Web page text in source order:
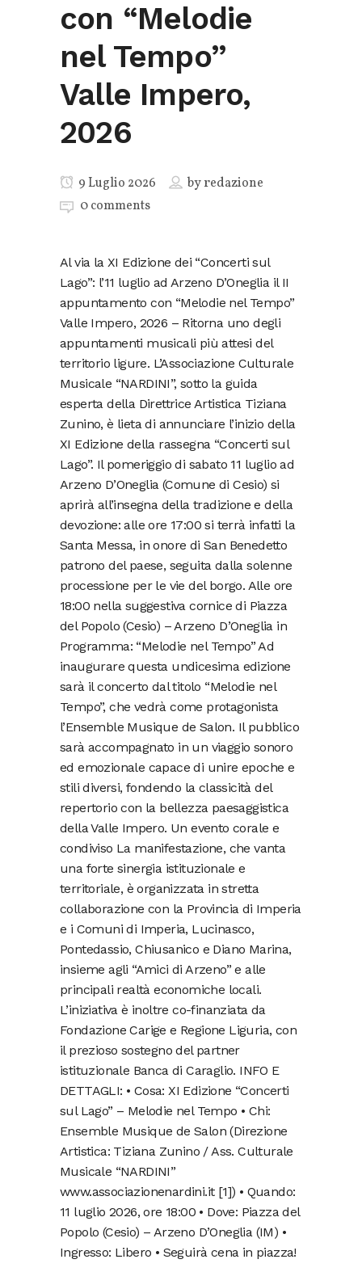
con “Melodie
nel Tempo” ​
Valle Impero,
2026
9 Luglio 2026 byredazione
0 comments
Al via la XI Edizione dei “Concerti sul
Lago”: l’11 luglio ad Arzeno D’Oneglia il II
appuntamento con “Melodie nel Tempo” ​
Valle Impero, 2026 – Ritorna uno degli
appuntamenti musicali più attesi del
territorio ligure. L’Associazione Culturale
Musicale “NARDINI”, sotto la guida
esperta della Direttrice Artistica Tiziana
Zunino, è lieta di annunciare l’inizio della
XI Edizione della rassegna “Concerti sul
Lago”. Il pomeriggio di sabato 11 luglio ad
Arzeno D’Oneglia (Comune di Cesio) si
aprirà all’insegna della tradizione e della
devozione: alle ore 17:00 si terrà infatti la
Santa Messa, in onore di San Benedetto
patrono del paese, seguita dalla solenne
processione per le vie del borgo. ​Alle ore
18:00 nella suggestiva cornice di Piazza
del Popolo (Cesio) – Arzeno D’Oneglia in
Programma: “Melodie nel Tempo” ​Ad
inaugurare questa undicesima edizione
sarà il concerto dal titolo “Melodie nel
Tempo”, che vedrà come protagonista
l’Ensemble Musique de Salon. Il pubblico
sarà accompagnato in un viaggio sonoro
ed emozionale capace di unire epoche e
stili diversi, fondendo la classicità del
repertorio con la bellezza paesaggistica
della Valle Impero. ​Un evento corale e
condiviso ​La manifestazione, che vanta
una forte sinergia istituzionale e
territoriale, è organizzata in stretta
collaborazione con la Provincia di Imperia
e i Comuni di Imperia, Lucinasco,
Pontedassio, Chiusanico e Diano Marina,
insieme agli “Amici di Arzeno” e alle
principali realtà economiche locali. ​
L’iniziativa è inoltre co-finanziata da
Fondazione Carige e Regione Liguria, con
il prezioso sostegno del partner
istituzionale Banca di Caraglio. ​INFO E
DETTAGLI: • ​Cosa: XI Edizione “Concerti
sul Lago” – Melodie nel Tempo • ​Chi:
Ensemble Musique de Salon (Direzione
Artistica: Tiziana Zunino / Ass. Culturale
Musicale “NARDINI”
www.associazionenardini.it [1]) • ​Quando:
11 luglio 2026, ore 18:00 • ​Dove: Piazza del
Popolo (Cesio) – Arzeno D’Oneglia (IM) • ​
Ingresso: Libero • Seguirà cena in piazza!